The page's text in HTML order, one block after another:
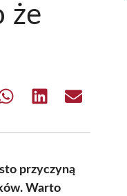
że
Share Share Share
przyczyną
Warto